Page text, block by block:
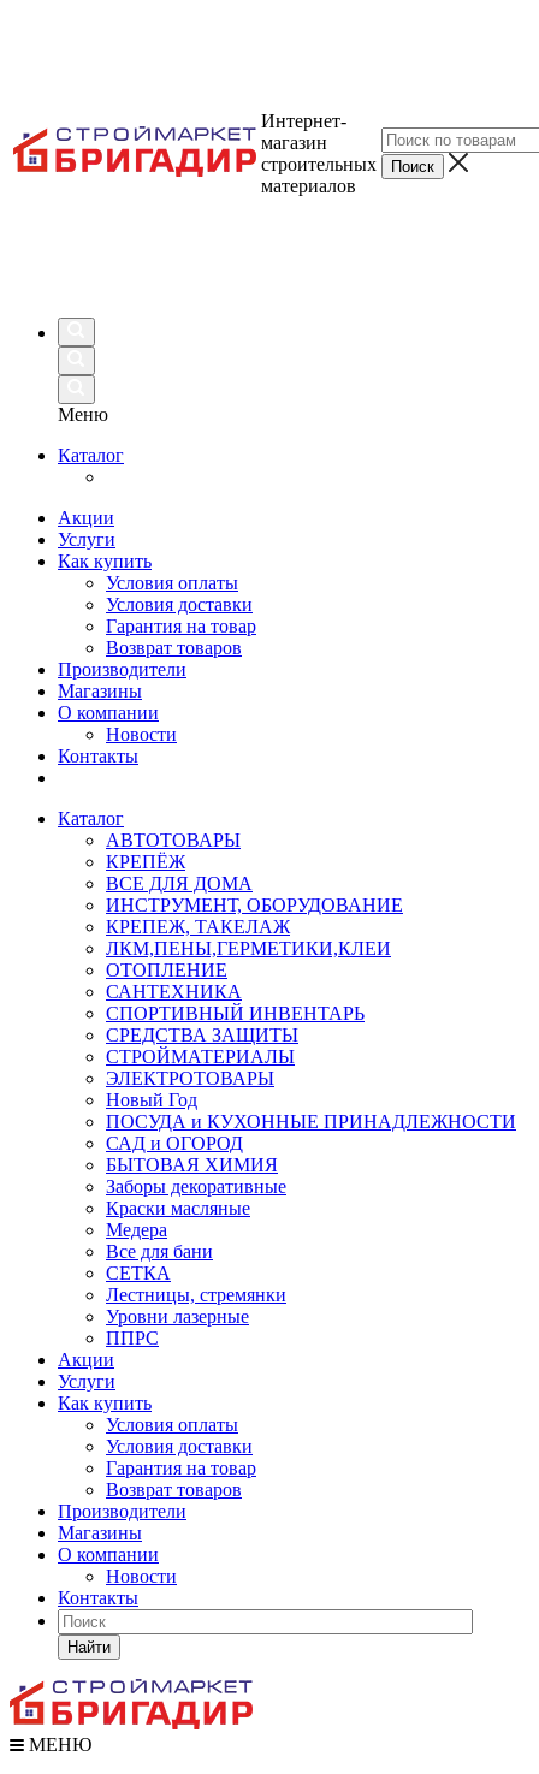
Интернет-
магазин
строительных
материалов
Меню
Каталог
Акции
Услуги
Как купить
Условия оплаты
Условия доставки
Гарантия на товар
Возврат товаров
Производители
Магазины
О компании
Новости
Контакты
Каталог
АВТОТОВАРЫ
КРЕПЁЖ
ВСЕ ДЛЯ ДОМА
ИНСТРУМЕНТ, ОБОРУДОВАНИЕ
КРЕПЕЖ, ТАКЕЛАЖ
ЛКМ,ПЕНЫ,ГЕРМЕТИКИ,КЛЕИ
ОТОПЛЕНИЕ
САНТЕХНИКА
СПОРТИВНЫЙ ИНВЕНТАРЬ
СРЕДСТВА ЗАЩИТЫ
СТРОЙМАТЕРИАЛЫ
ЭЛЕКТРОТОВАРЫ
Новый Год
ПОСУДА и КУХОННЫЕ ПРИНАДЛЕЖНОСТИ
САД и ОГОРОД
БЫТОВАЯ ХИМИЯ
Заборы декоративные
Краски масляные
Медера
Все для бани
СЕТКА
Лестницы, стремянки
Уровни лазерные
ППРС
Акции
Услуги
Как купить
Условия оплаты
Условия доставки
Гарантия на товар
Возврат товаров
Производители
Магазины
О компании
Новости
Контакты
Найти
МЕНЮ